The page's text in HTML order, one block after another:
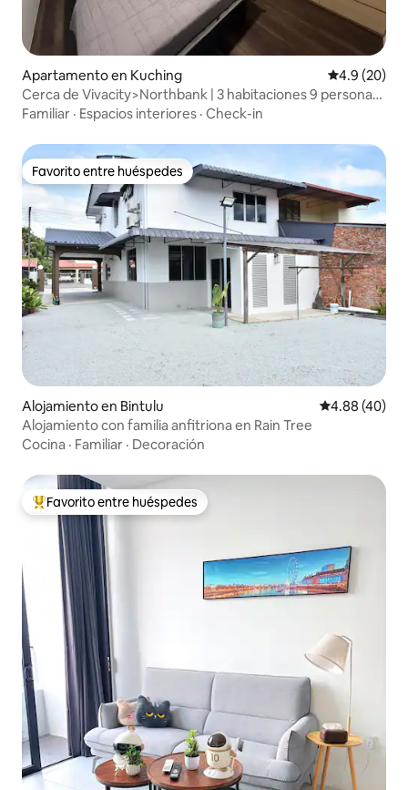
Apartamento en Kuching Calificación
4.9 (20)
Cerca de Vivacity>Northbank | 3 habitaciones 9 personas
Red
Familiar · Espacios interiores · Check-in
Favorito entre huéspedes
Favorito entre huéspedes
Alojamiento en Bintulu Calificación
4.88 (40)
Alojamiento con familia anfitriona en Rain Tree
Cocina · Familiar · Decoración
Favorito entre huéspedes preferido
Favorito entre huéspedes